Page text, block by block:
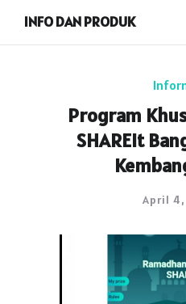
INFO DAN PRODUK
Program
SHAREIt
April